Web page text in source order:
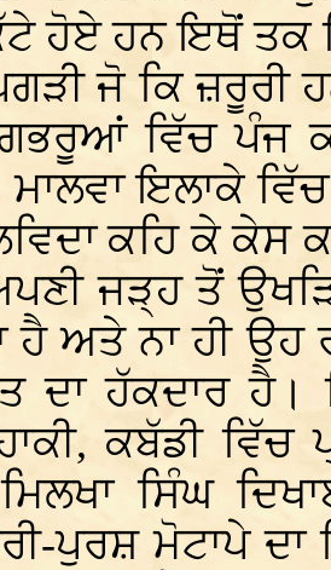
ਹੋਏ ਹਨ ਇਥੋਂ ਤਕ
ਜੋ ਕਿ ਜ਼ਰੂਰੀ
ਵਿੱਚ ਪੰਜ
ਮਾਲਵਾ ਇਲਾਕੇ
ਕਹਿ ਕੇ ਕੇਸ
ਜੜ੍ਹ ਤੋਂ
ਹੈ ਅਤੇ ਨਾ ਹੀ ਉਹ
ਦਾ ਹੱਕਦਾਰ ਹੈ।
ਕਬੱਡੀ ਵਿੱਚ
ਸਿੰਘ
ਪੁਰਸ਼ ਮੋਟਾਪੇ ਦਾ